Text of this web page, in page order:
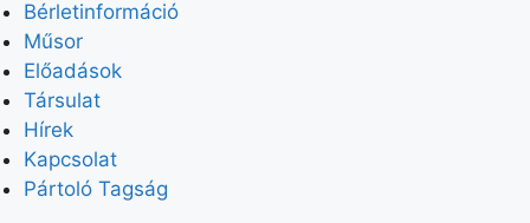
Bérletinformáció
Műsor
Előadások
Társulat
Hírek
Kapcsolat
Pártoló Tagság